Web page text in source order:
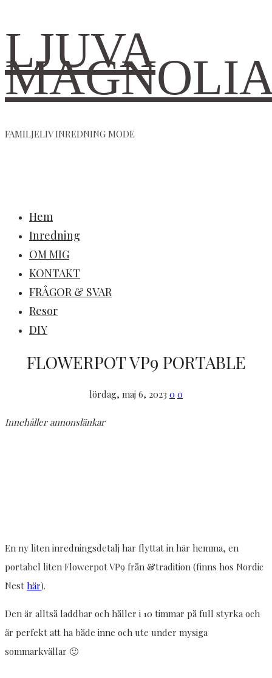
LJUVA
FAMILJELIV INREDNING MODE
Hem
Inredning
OM MIG
KONTAKT
FRÅGOR & SVAR
Resor
DIY
FLOWERPOT VP9 PORTABLE
lördag, maj 6, 2023 0 0
Innehåller annonslänkar
En ny liten inredningsdetalj har flyttat in här hemma, en
portabel liten Flowerpot VP9 från &tradition (finns hos Nordic
Nest här).
Den är alltså laddbar och håller i 10 timmar på full styrka och
är perfekt att ha både inne och ute under mysiga
sommarkvällar 🙂